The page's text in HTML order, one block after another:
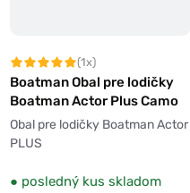
(1x)
Boatman Obal pre lodičky
Boatman Actor Plus Camo
Obal pre lodičky Boatman Actor
PLUS
● posledný kus skladom